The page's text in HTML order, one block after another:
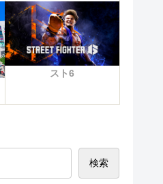
スト6
検索